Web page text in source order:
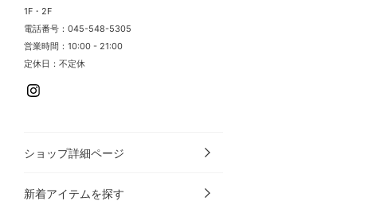
1F・2F
電話番号：045-548-5305
営業時間：10:00 - 21:00
定休日：不定休
ショップ詳細ページ
新着アイテムを探す